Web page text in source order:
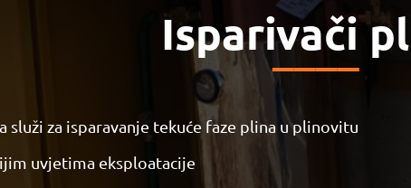
Isparivači
____
služi za ​​isparavanje tekuće faze plina u plinovitu
uvjetima eksploatacije